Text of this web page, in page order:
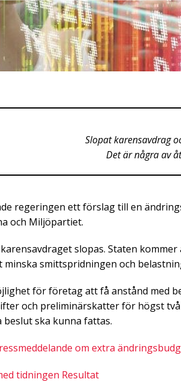
Slopat karensavdrag
Det är några av
regeringen ett förslag till en
och Miljöpartiet.
slopas. Staten
smittspridningen och
för företag att få anstånd med
och preliminärskatter för högst
ska kunna fattas.
om extra
tidningen Resultat